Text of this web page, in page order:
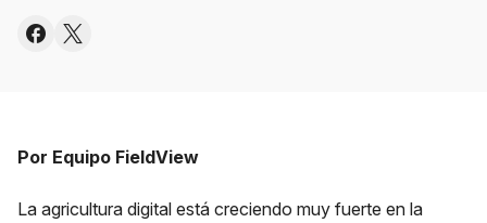
Por Equipo FieldView
La agricultura digital está creciendo muy fuerte en la